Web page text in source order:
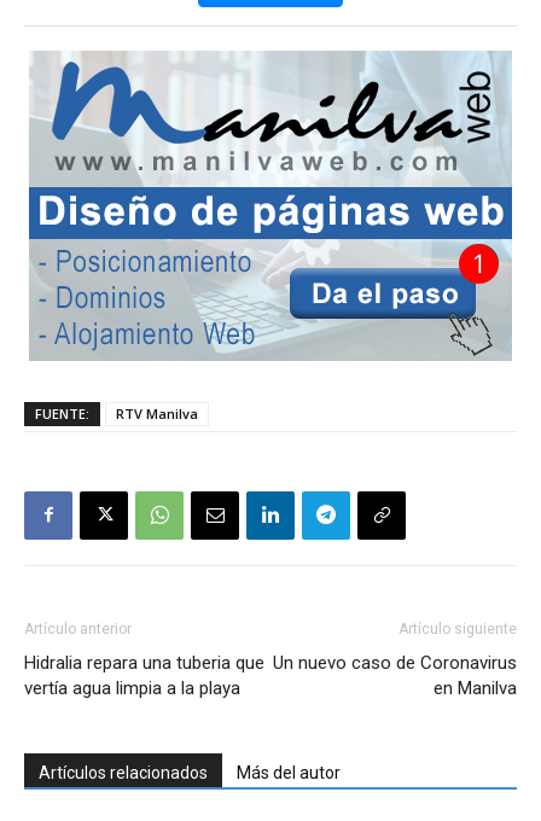
FUENTE: RTV Manilva
Artículo anterior
Hidralia repara una tuberia que
vertía agua limpia a la playa
Artículo siguiente
Un nuevo caso de Coronavirus
en Manilva
Artículos relacionados Más del autor